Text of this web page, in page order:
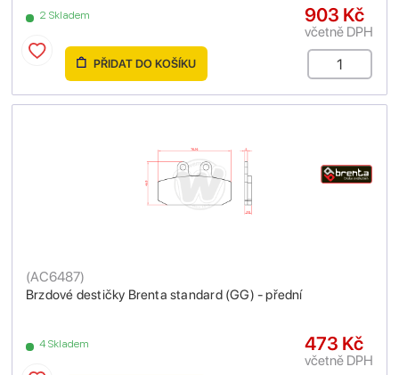
2 Skladem 903 Kč
včetně DPH
PŘIDAT DO KOŠÍKU
Brzdové destičky Brenta standard (GG) - přední
(AC6487)
4 Skladem 473 Kč
včetně DPH